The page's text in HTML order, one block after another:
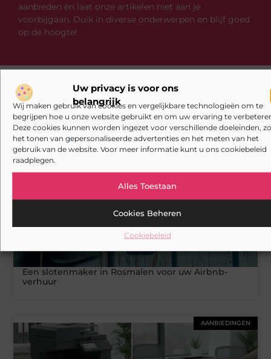
Uw privacy is voor ons
belangrijk
Wij maken gebruik van cookies en vergelijkbare technologieën om te
begrijpen hoe u onze website gebruikt en om uw ervaring te
Deze cookies kunnen worden ingezet voor verschillende doeleinden,
het tonen van gepersonaliseerde advertenties en het meten van het
gebruik van de website. Voor meer informatie kunt u ons cookiebeleid
raadplegen.
Alles Toestaan
Cookies Beheren
Cookiebeleid
aanbieden en laat onze artikelen niet aan je
voorbijgaan. Duik in diverse onderwerpen en blijf goed
op de hoogte!
Gerelateerde artikelendie u mogelijk
interesseren
DIENSTVERLENING
Een slotenmaker in Rosmalen voor uw Airbnb-
verhuur
AANBIEDINGEN